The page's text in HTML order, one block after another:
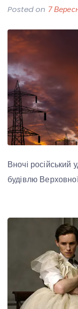
Posted on 7
Вночі російський
будівлю